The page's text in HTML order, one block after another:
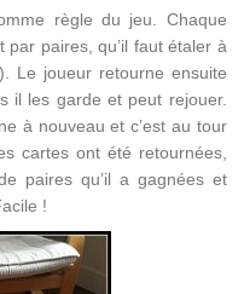
règle du jeu. Chaque
paires, qu’il faut étaler à
Le joueur retourne ensuite
il les garde et peut rejouer.
à nouveau et c’est au tour
cartes ont été retournées,
paires qu’il a gagnées et
!